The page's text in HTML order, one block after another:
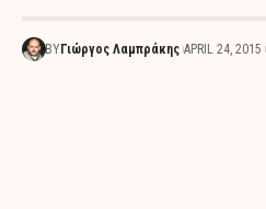
BY Γιώργος Λαμπράκης APRIL 24, 2015